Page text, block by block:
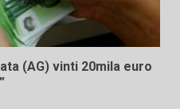
(AG) vinti 20mila euro